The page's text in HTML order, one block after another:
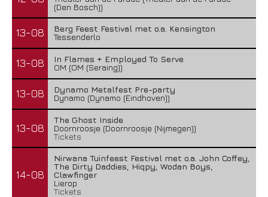
(Den Bosch))
13-08
Berg Feest Festival met o.a. Kensington
Tessenderlo
13-08
In Flames + Employed To Serve
OM (OM (Seraing))
13-08
Dynamo Metalfest Pre-party
Dynamo (Dynamo (Eindhoven))
13-08
The Ghost Inside
Doornroosje (Doornroosje (Nijmegen))
Tickets
14-08
Nirwana Tuinfeest Festival met o.a. John Coffey,
The Dirty Daddies, Hiqpy, Wodan Boys,
Clawfinger
Lierop
Tickets